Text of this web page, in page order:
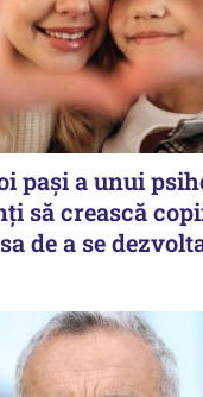
pași a unui
să crească
de a se